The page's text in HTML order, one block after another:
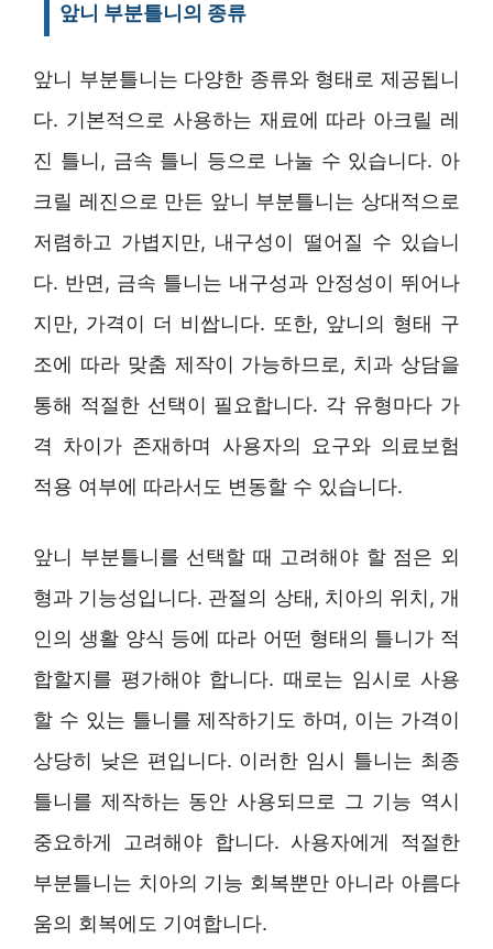
앞니 부분틀니의 종류
앞니 부분틀니는 다양한 종류와 형태로 제공됩니
다. 기본적으로 사용하는 재료에 따라 아크릴 레
진 틀니, 금속 틀니 등으로 나눌 수 있습니다. 아
크릴 레진으로 만든 앞니 부분틀니는 상대적으로
저렴하고 가볍지만, 내구성이 떨어질 수 있습니
다. 반면, 금속 틀니는 내구성과 안정성이 뛰어나
지만, 가격이 더 비쌉니다. 또한, 앞니의 형태 구
조에 따라 맞춤 제작이 가능하므로, 치과 상담을
통해 적절한 선택이 필요합니다. 각 유형마다 가
격 차이가 존재하며 사용자의 요구와 의료보험
적용 여부에 따라서도 변동할 수 있습니다.
앞니 부분틀니를 선택할 때 고려해야 할 점은 외
형과 기능성입니다. 관절의 상태, 치아의 위치, 개
인의 생활 양식 등에 따라 어떤 형태의 틀니가 적
합할지를 평가해야 합니다. 때로는 임시로 사용
할 수 있는 틀니를 제작하기도 하며, 이는 가격이
상당히 낮은 편입니다. 이러한 임시 틀니는 최종
틀니를 제작하는 동안 사용되므로 그 기능 역시
중요하게 고려해야 합니다. 사용자에게 적절한
부분틀니는 치아의 기능 회복뿐만 아니라 아름다
움의 회복에도 기여합니다.